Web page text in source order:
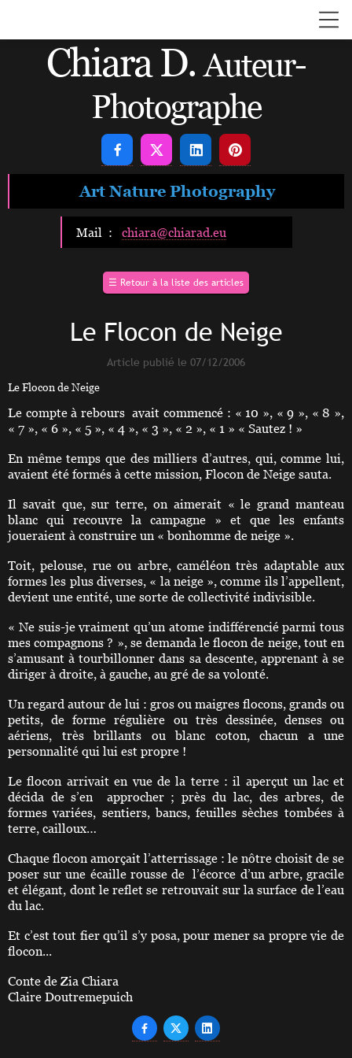
Chiara D.Auteur-
Photographe
   
Art Nature Photography
Mail : chiara@chiarad.eu
☰ Retour à la liste des articles
Le Flocon de Neige
Article publié le 07/12/2006
Le Flocon de Neige
Le compte à rebours avait commencé : « 10 », « 9 », « 8 »,
« 7 », « 6 », « 5 », « 4 », « 3 », « 2 », « 1 » « Sautez ! »
En même temps que des milliers d’autres, qui, comme lui,
avaient été formés à cette mission, Flocon de Neige sauta.
Il savait que, sur terre, on aimerait « le grand manteau
blanc qui recouvre la campagne » et que les enfants
joueraient à construire un « bonhomme de neige ».
Toit, pelouse, rue ou arbre, caméléon très adaptable aux
formes les plus diverses, « la neige », comme ils l’appellent,
devient une entité, une sorte de collectivité indivisible.
« Ne suis-je vraiment qu’un atome indifférencié parmi tous
mes compagnons ? », se demanda le flocon de neige, tout en
s’amusant à tourbillonner dans sa descente, apprenant à se
diriger à droite, à gauche, au gré de sa volonté.
Un regard autour de lui : gros ou maigres flocons, grands ou
petits, de forme régulière ou très dessinée, denses ou
aériens, très brillants ou blanc coton, chacun a une
personnalité qui lui est propre !
Le flocon arrivait en vue de la terre : il aperçut un lac et
décida de s’en approcher ; près du lac, des arbres, de
formes variées, sentiers, bancs, feuilles sèches tombées à
terre, cailloux…
Chaque flocon amorçait l’atterrissage : le nôtre choisit de se
poser sur une écaille rousse de l’écorce d’un arbre, gracile
et élégant, dont le reflet se retrouvait sur la surface de l’eau
du lac.
Et c’est tout fier qu’il s’y posa, pour mener sa propre vie de
flocon...
Conte de Zia Chiara
Claire Doutremepuich
  